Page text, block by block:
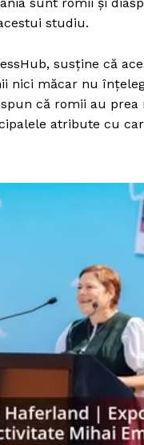
studiu.
susține că
nici măcar nu
că romii au
atribute cu